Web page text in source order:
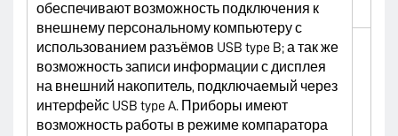
обеспечивают возможность подключения к
внешнему персональному компьютеру с
использованием разъёмов USB type B; а так же
возможность записи информации с дисплея
на внешний накопитель, подключаемый через
интерфейс USB type A. Приборы имеют
возможность работы в режиме компаратора